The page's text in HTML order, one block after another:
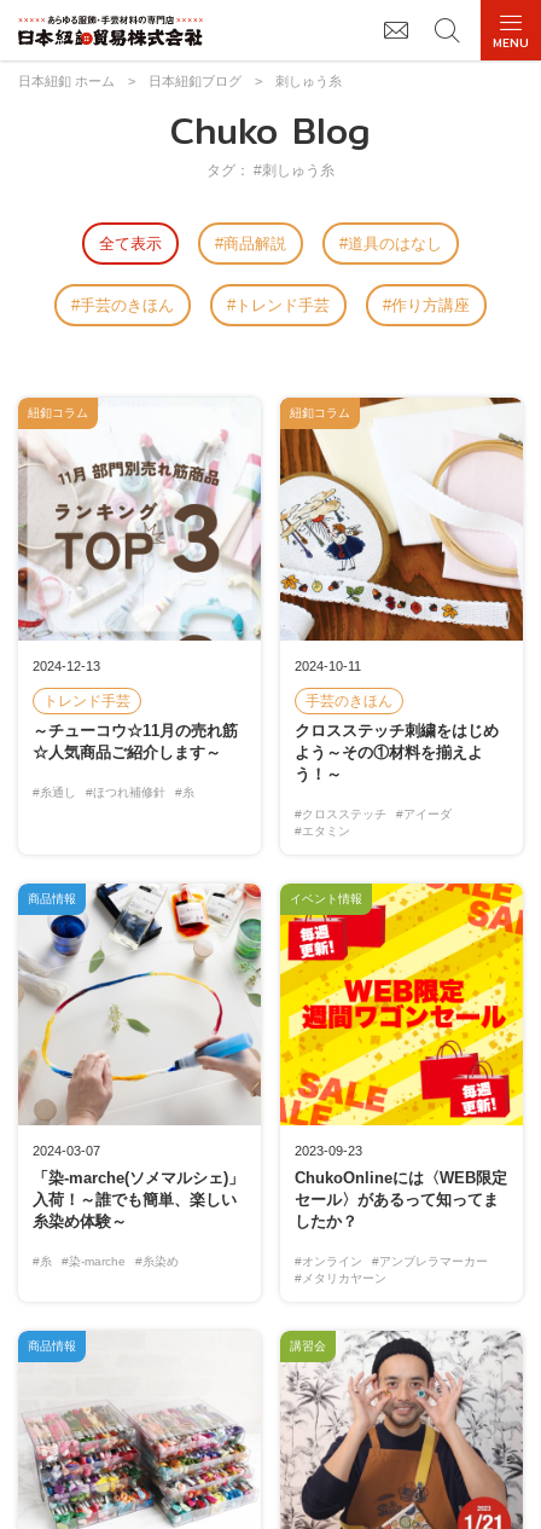
日本紐釦 ホーム > 日本紐釦ブログ > 刺しゅう糸
Chuko Blog
タグ： #刺しゅう糸
全て表示 商品解説 道具のはなし
手芸のきほん トレンド手芸 作り方講座
2024-12-13
トレンド手芸
～チューコウ☆11月の売れ筋
☆人気商品ご紹介します～
#糸通し #ほつれ補修針 #糸
紐釦コラム
2024-10-11
手芸のきほん
クロスステッチ刺繍をはじめ
よう～その①材料を揃えよ
う！～
#クロスステッチ
#アイーダ
#エタミン
紐釦コラム
2024-03-07
「染-marche(ソメマルシェ)」
入荷！～誰でも簡単、楽しい
糸染め体験～
#糸 #染-marche #糸染め
商品情報
2023-09-23
ChukoOnlineには〈WEB限定
セール〉があるって知ってま
したか？
#オンライン
#アンブレラマーカー
#メタリカヤーン
イベント情報
商品情報 講習会